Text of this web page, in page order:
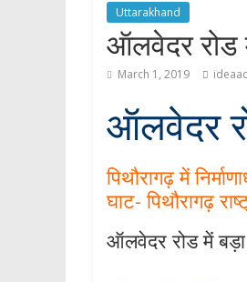
Uttarakhand
ऑलवेदर रोड
March 1, 2019
ऑलवेदर
पिथौरागढ़ में
घाट- पिथौरागढ़
ऑलवेदर रोड में बड़ा